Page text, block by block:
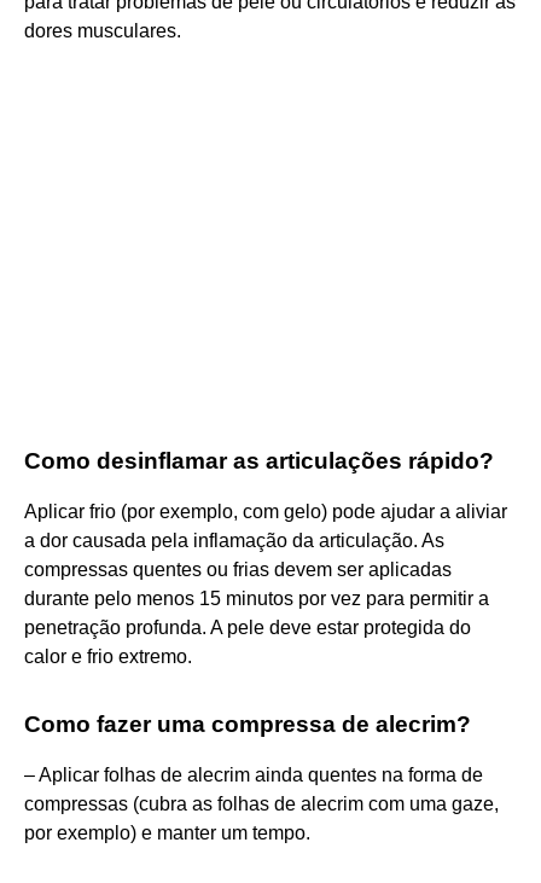
dores musculares.
Como desinflamar as articulações rápido?
Aplicar frio (por exemplo, com gelo) pode ajudar a aliviar
a dor causada pela inflamação da articulação. As
compressas quentes ou frias devem ser aplicadas
durante pelo menos 15 minutos por vez para permitir a
penetração profunda. A pele deve estar protegida do
calor e frio extremo.
Como fazer uma compressa de alecrim?
– Aplicar folhas de alecrim ainda quentes na forma de
compressas (cubra as folhas de alecrim com uma gaze,
por exemplo) e manter um tempo.